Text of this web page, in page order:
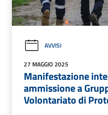
AVVISI
27 MAGGIO 2025
Manifestazione
ammissione a
Volontariato di